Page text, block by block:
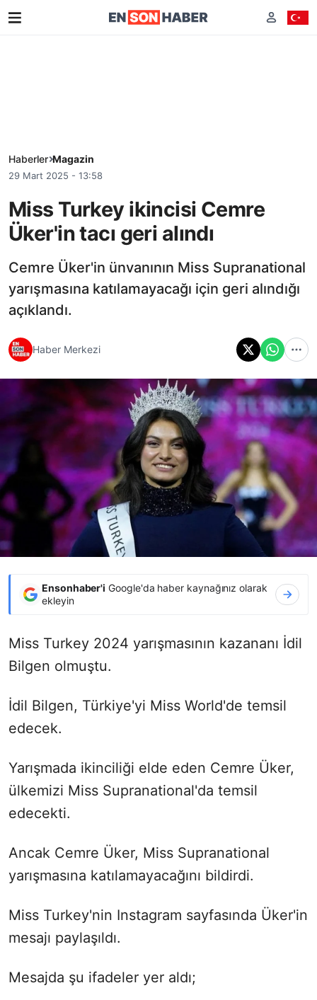
Haberler Magazin
29 Mart 2025 - 13:58
Miss Turkey ikincisi Cemre
Üker'in tacı geri alındı
Cemre Üker'in ünvanının Miss Supranational
yarışmasına katılamayacağı için geri alındığı
açıklandı.
Haber Merkezi
Ensonhaber'i Google'da haber kaynağınız olarak
ekleyin
Miss Turkey 2024 yarışmasının kazananı İdil
Bilgen olmuştu.
İdil Bilgen, Türkiye'yi Miss World'de temsil
edecek.
Yarışmada ikinciliği elde eden Cemre Üker,
ülkemizi Miss Supranational'da temsil
edecekti.
Ancak Cemre Üker, Miss Supranational
yarışmasına katılamayacağını bildirdi.
Miss Turkey'nin Instagram sayfasında Üker'in
mesajı paylaşıldı.
Mesajda şu ifadeler yer aldı;